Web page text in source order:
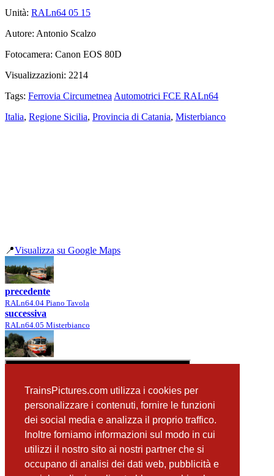
TrainsPictures.com utilizza i cookies per
personalizzare i contenuti, fornire le funzioni
dei social media e analizza il proprio traffico.
Inoltre forniamo informazioni sul modo in cui
utilizzi il nostro sito ai nostri partner che si
occupano di analisi dei dati web, pubblicità e
Unità: RALn64 05 15
Autore: Antonio Scalzo
Fotocamera: Canon EOS 80D
Visualizzazioni: 2214
Tags: Ferrovia Circumetnea Automotrici FCE RALn64
Italia, Regione Sicilia, Provincia di Catania, Misterbianco
📍Visualizza su Google Maps
precedente
RALn64.04 Piano Tavola
successiva
RALn64.05 Misterbianco